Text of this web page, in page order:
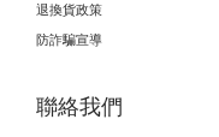
退換貨政策
防詐騙宣導
聯絡我們